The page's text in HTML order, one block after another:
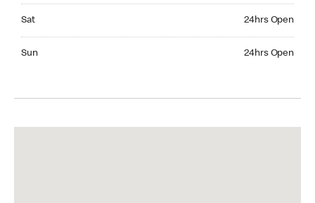
Sat 24hrs Open
Sun 24hrs Open